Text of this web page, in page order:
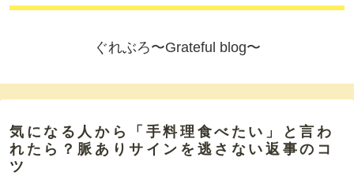
ぐれぶろ〜Grateful blog〜
気になる人から「手料理食べたい」と言わ
れたら？脈ありサインを逃さない返事のコ
ツ